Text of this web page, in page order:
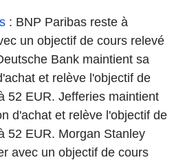
: BNP Paribas reste à
un objectif de cours relevé
Bank maintient sa
et relève l'objectif de
52 EUR. Jefferies maintient
d'achat et relève l'objectif de
52 EUR. Morgan Stanley
avec un objectif de cours